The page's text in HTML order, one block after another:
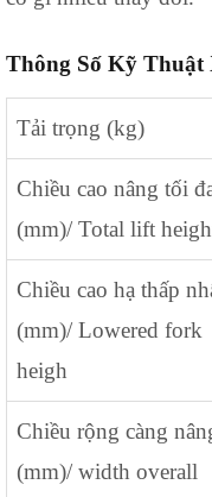
Thông Số Kỹ Thuật
Tải trọng (kg)
Chiều cao nâng tối
(mm)/ Total lift
Chiều cao hạ thấp
(mm)/ Lowered fork
heigh
Chiều rộng càng
(mm)/ width overall